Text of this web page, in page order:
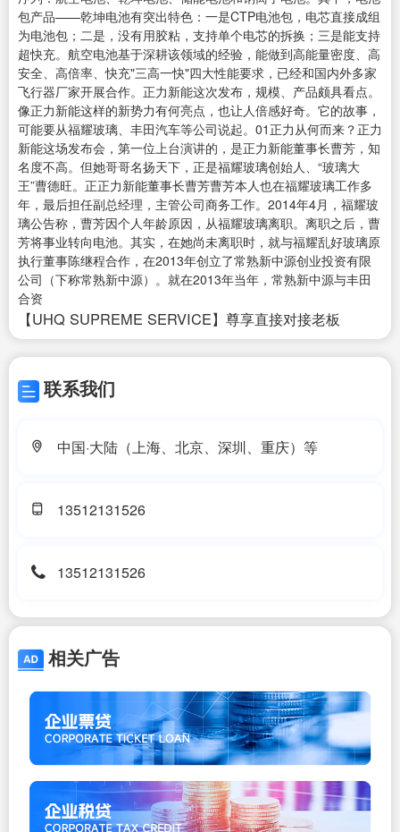
包产品——乾坤电池有突出特色：一是CTP电池包，电芯直接成组
为电池包；二是，没有用胶粘，支持单个电芯的拆换；三是能支持
超快充。航空电池基于深耕该领域的经验，能做到高能量密度、高
安全、高倍率、快充"三高一快"四大性能要求，已经和国内外多家
飞行器厂家开展合作。正力新能这次发布，规模、产品颇具看点。
像正力新能这样的新势力有何亮点，也让人倍感好奇。它的故事，
可能要从福耀玻璃、丰田汽车等公司说起。01正力从何而来？正力
新能这场发布会，第一位上台演讲的，是正力新能董事长曹芳，知
名度不高。但她哥哥名扬天下，正是福耀玻璃创始人、“玻璃大
王”曹德旺。正正力新能董事长曹芳曹芳本人也在福耀玻璃工作多
年，最后担任副总经理，主管公司商务工作。2014年4月，福耀玻
璃公告称，曹芳因个人年龄原因，从福耀玻璃离职。离职之后，曹
芳将事业转向电池。其实，在她尚未离职时，就与福耀乱好玻璃原
执行董事陈继程合作，在2013年创立了常熟新中源创业投资有限
公司（下称常熟新中源）。就在2013年当年，常熟新中源与丰田
合资
【UHQ SUPREME SERVICE】尊享直接对接老板
联系我们
中国·大陆（上海、北京、深圳、重庆）等
13512131526
13512131526
相关广告